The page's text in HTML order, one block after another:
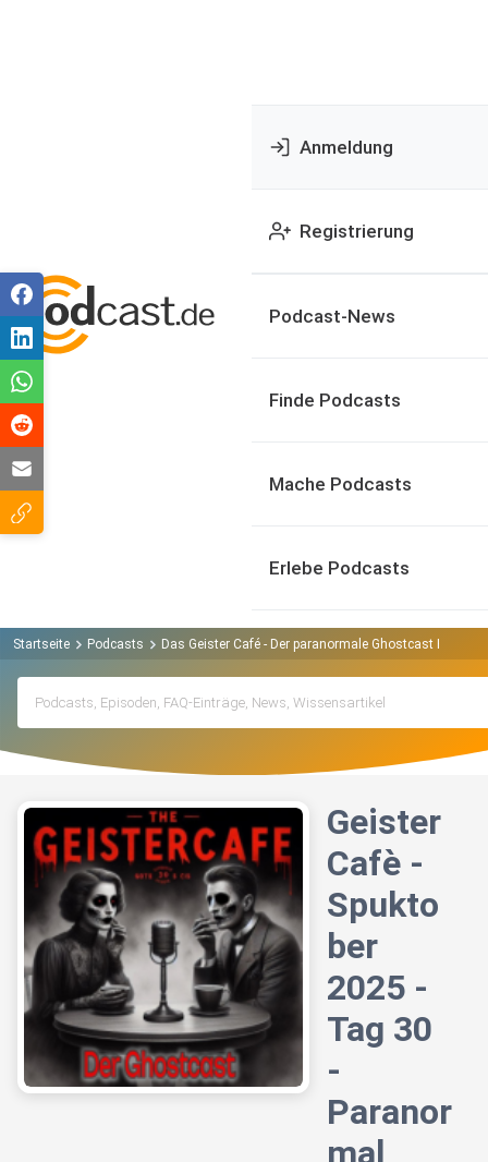
Anmeldung
Registrierung
Podcast-News
Finde Podcasts
Mache Podcasts
Erlebe Podcasts
Startseite Podcasts Das Geister Café - Der paranormale Ghostcast Podcast
Geister
Cafè -
Spukto
ber
2025 -
Tag 30
-
Paranor
mal